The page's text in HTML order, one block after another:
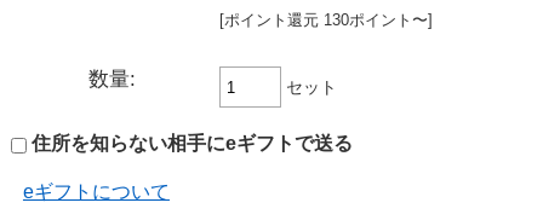
[ポイント還元 130ポイント〜]
数量: セット
住所を知らない相手にeギフトで送る
eギフトについて